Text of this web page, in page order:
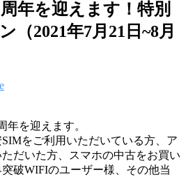
年を迎えます！特別
（2021年7月21日~8月
年を迎えます。
をご利用いただいている方、ア
だいた方、スマホの中古をお買い
突破WIFIのユーザー様、その他当